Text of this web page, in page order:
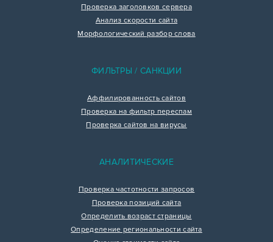
Проверка заголовков сервера
Анализ скорости сайта
Морфологический разбор слова
ФИЛЬТРЫ / САНКЦИИ
Аффилированность сайтов
Проверка на фильтр переспам
Проверка сайтов на вирусы
АНАЛИТИЧЕСКИЕ
Проверка частотности запросов
Проверка позиций сайта
Определить возраст страницы
Определение региональности сайта